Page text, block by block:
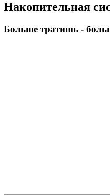
Накопительная
Больше тратишь -